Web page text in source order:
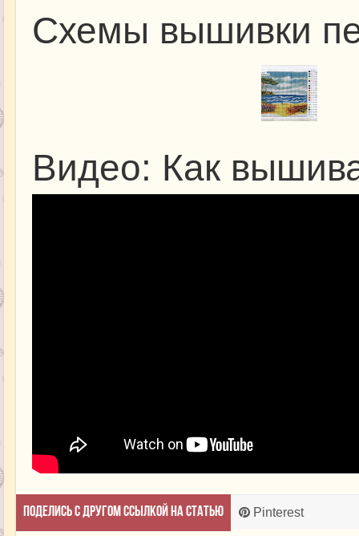
Схемы вышивки
Видео: Как
Поделись с другом ссылкой на статью Pinterest